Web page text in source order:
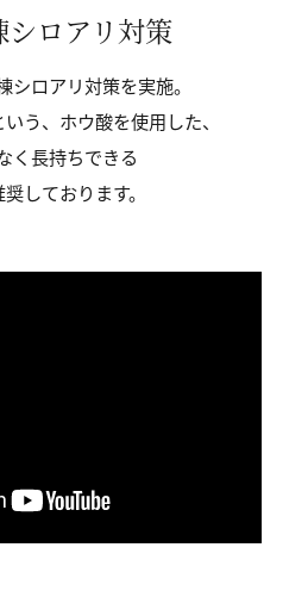
ロアリ対策
シロアリ対策を実施。
う、ホウ酸を使用した、
く長持ちできる
しております。